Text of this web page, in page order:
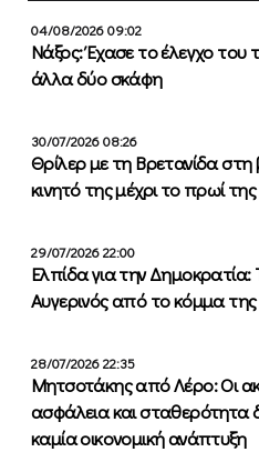
04/08/2026 09:02
Νάξος: Έχασε το έλεγχο
άλλα δύο σκάφη
30/07/2026 08:26
Θρίλερ με τη Βρετανίδα στη
κινητό της μέχρι το πρωί
29/07/2026 22:00
Ελπίδα για την Δημοκρατία:
Αυγερινός από το κόμμα
28/07/2026 22:35
Μητσοτάκης από Λέρο: Οι
ασφάλεια και σταθερότητα
καμία οικονομική ανάπτυξη